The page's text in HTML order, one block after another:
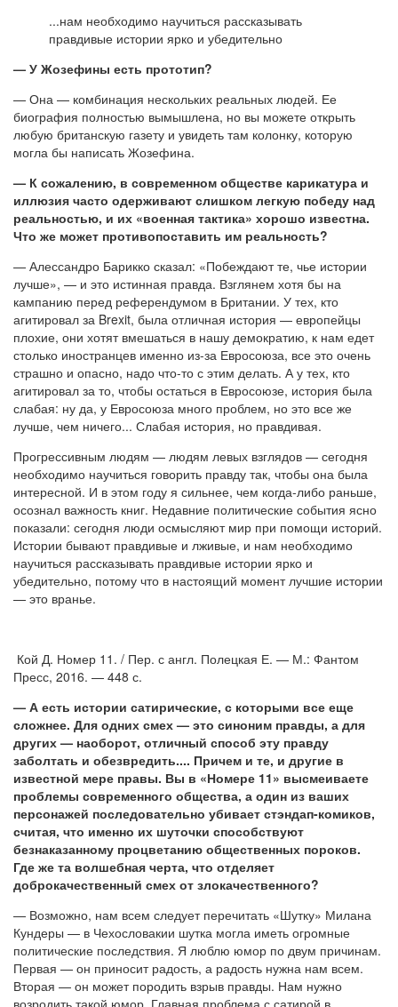
...нам необходимо научиться рассказывать
правдивые истории ярко и убедительно
— У Жозефины есть прототип?
— Она — комбинация нескольких реальных людей. Ее
биография полностью вымышлена, но вы можете открыть
любую британскую газету и увидеть там колонку, которую
могла бы написать Жозефина.
— К сожалению, в современном обществе карикатура и
иллюзия часто одерживают слишком легкую победу над
реальностью, и их «военная тактика» хорошо известна.
Что же может противопоставить им реальность?
— Алессандро Барикко сказал: «Побеждают те, чье истории
лучше», — и это истинная правда. Взглянем хотя бы на
кампанию перед референдумом в Британии. У тех, кто
агитировал за Brexit, была отличная история — европейцы
плохие, они хотят вмешаться в нашу демократию, к нам едет
столько иностранцев именно из-за Евросоюза, все это очень
страшно и опасно, надо что-то с этим делать. А у тех, кто
агитировал за то, чтобы остаться в Евросоюзе, история была
слабая: ну да, у Евросоюза много проблем, но это все же
лучше, чем ничего... Слабая история, но правдивая.
Прогрессивным людям — людям левых взглядов — сегодня
необходимо научиться говорить правду так, чтобы она была
интересной. И в этом году я сильнее, чем когда-либо раньше,
осознал важность книг. Недавние политические события ясно
показали: сегодня люди осмысляют мир при помощи историй.
Истории бывают правдивые и лживые, и нам необходимо
научиться рассказывать правдивые истории ярко и
убедительно, потому что в настоящий момент лучшие истории
— это вранье.
Кой Д. Номер 11. / Пер. с англ. Полецкая Е. — М.: Фантом
Пресс, 2016. — 448 с.
— А есть истории сатирические, с которыми все еще
сложнее. Для одних смех — это синоним правды, а для
других — наоборот, отличный способ эту правду
заболтать и обезвредить.... Причем и те, и другие в
известной мере правы. Вы в «Номере 11» высмеиваете
проблемы современного общества, а один из ваших
персонажей последовательно убивает стэндап-комиков,
считая, что именно их шуточки способствуют
безнаказанному процветанию общественных пороков.
Где же та волшебная черта, что отделяет
доброкачественный смех от злокачественного?
— Возможно, нам всем следует перечитать «Шутку» Милана
Кундеры — в Чехословакии шутка могла иметь огромные
политические последствия. Я люблю юмор по двум причинам.
Первая — он приносит радость, а радость нужна нам всем.
Вторая — он может породить взрыв правды. Нам нужно
возродить такой юмор. Главная проблема с сатирой в